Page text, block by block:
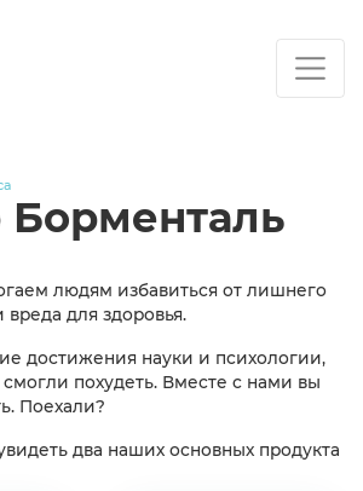
Борменталь
людям избавиться от лишнего
вреда для здоровья.
достижения науки и психологии,
похудеть. Вместе с нами вы
Поехали?
два наших основных продукта